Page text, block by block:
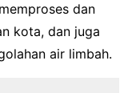
dan
kota, dan juga
air limbah.